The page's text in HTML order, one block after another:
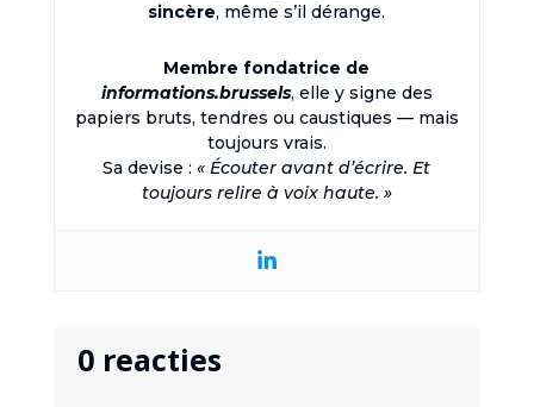
sincère, même s’il dérange.
Membre fondatrice de
informations.brussels, elle y signe des
papiers bruts, tendres ou caustiques — mais
toujours vrais.
Sa devise :« Écouter avant d’écrire. Et
toujours relire à voix haute. »
0 reacties